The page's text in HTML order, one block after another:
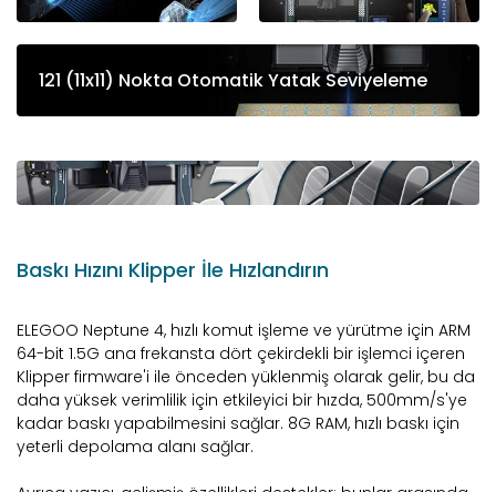
121 (11x11) Nokta Otomatik Yatak Seviyeleme
Baskı Hızını Klipper İle Hızlandırın
ELEGOO Neptune 4, hızlı komut işleme ve yürütme için ARM
64-bit 1.5G ana frekansta dört çekirdekli bir işlemci içeren
Klipper firmware'i ile önceden yüklenmiş olarak gelir, bu da
daha yüksek verimlilik için etkileyici bir hızda, 500mm/s'ye
kadar baskı yapabilmesini sağlar. 8G RAM, hızlı baskı için
yeterli depolama alanı sağlar.